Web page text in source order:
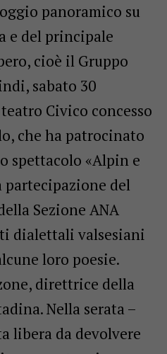
panoramico su
e del principale
cioè il Gruppo
sabato 30
Civico concesso
che ha patrocinato
spettacolo «Alpin e
partecipazione del
Sezione ANA
dialettali valsesiani
loro poesie.
direttrice della
Nella serata –
libera da devolvere